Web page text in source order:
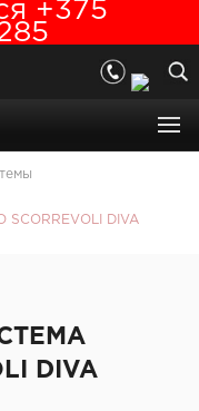
+375
DIVA
DIVA